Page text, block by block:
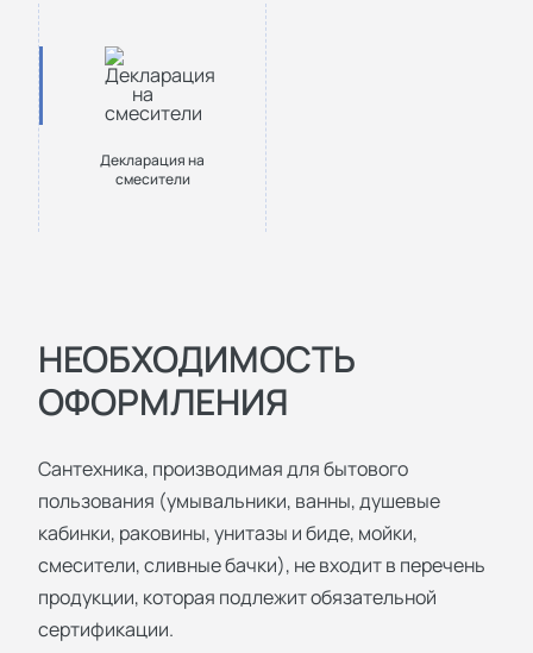
Декларация на
смесители
НЕОБХОДИМОСТЬ
ОФОРМЛЕНИЯ
Сантехника, производимая для бытового
пользования (умывальники, ванны, душевые
кабинки, раковины, унитазы и биде, мойки,
смесители, сливные бачки), не входит в перечень
продукции, которая подлежит обязательной
сертификации.